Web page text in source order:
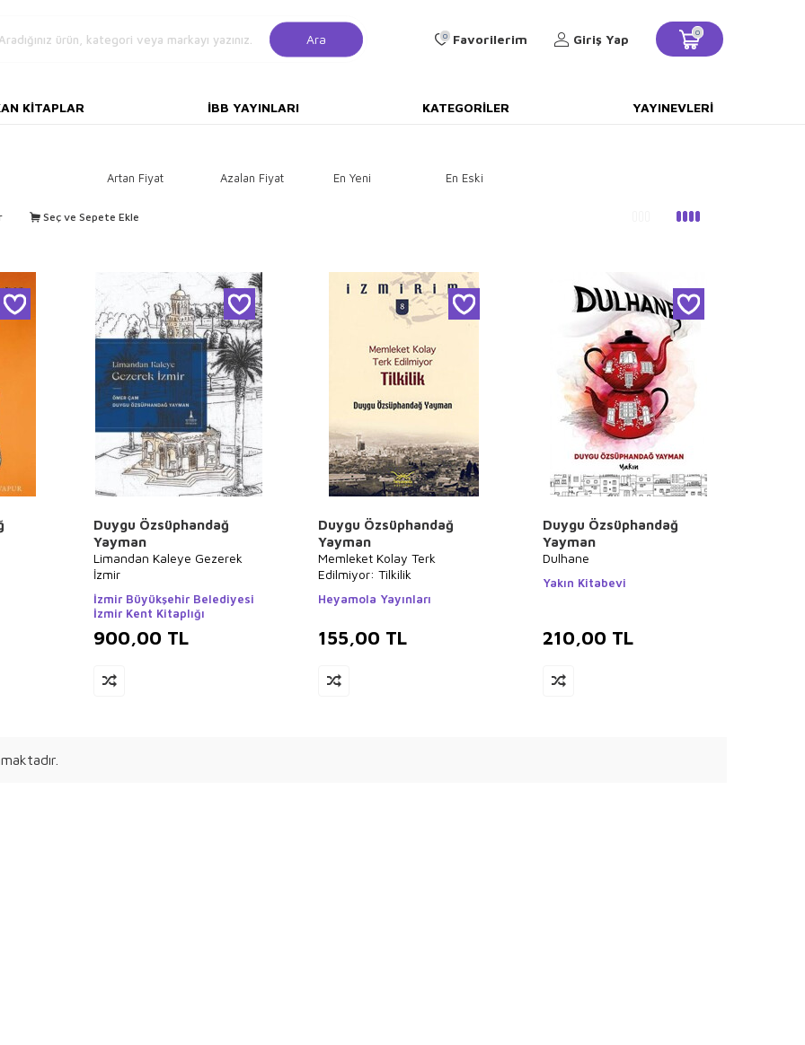
Ara 0 Favorilerim Giriş Yap 0
KITAPLAR İBB YAYINLARI KATEGORILER YAYINEVLERI
Artan Fiyat Azalan Fiyat En Yeni En Eski
Seç ve Sepete Ekle
Duygu Özsüphandağ
Yayman
Limandan Kaleye Gezerek
İzmir
İzmir Büyükşehir Belediyesi
İzmir Kent Kitaplığı
900,00 TL
Duygu Özsüphandağ
Yayman
Memleket Kolay Terk
Edilmiyor: Tilkilik
Heyamola Yayınları
155,00 TL
Duygu Özsüphandağ
Yayman
Dulhane
Yakın Kitabevi
210,00 TL